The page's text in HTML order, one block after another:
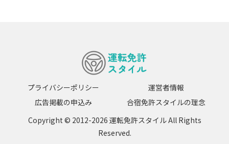
プライバシーポリシー
運営者情報
広告掲載の申込み
合宿免許スタイルの理念
Copyright © 2012-2026 運転免許スタイル All Rights
Reserved.